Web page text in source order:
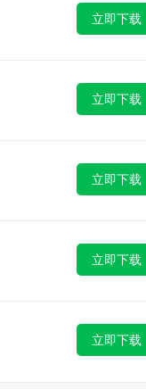
立即下载
立即下载
立即下载
立即下载
立即下载